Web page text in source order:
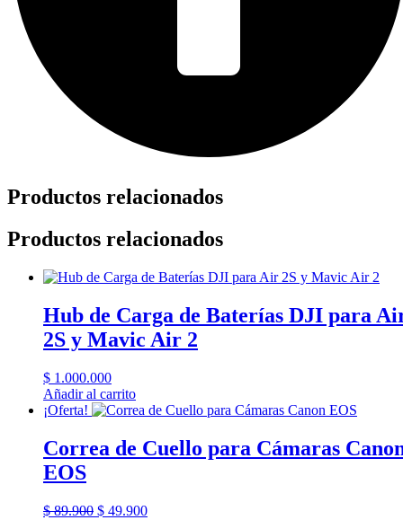
Productos relacionados
Productos relacionados
Hub de Carga de Baterías DJI para
2S y Mavic Air 2
$ 1.000.000
Añadir al carrito
¡Oferta!
Correa de Cuello para Cámaras
EOS
$89.900 El
$ 49.900El